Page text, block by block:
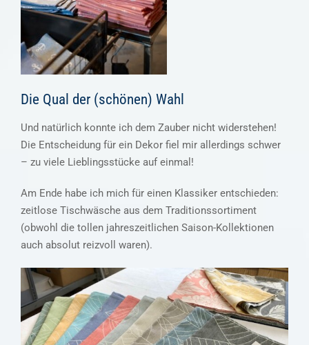
Die Qual der (schönen) Wahl
Und natürlich konnte ich dem Zauber nicht widerstehen!
Die Entscheidung für ein Dekor fiel mir allerdings schwer
– zu viele Lieblingsstücke auf einmal!
Am Ende habe ich mich für einen Klassiker entschieden:
zeitlose Tischwäsche aus dem Traditionssortiment
(obwohl die tollen jahreszeitlichen Saison-Kollektionen
auch absolut reizvoll waren).